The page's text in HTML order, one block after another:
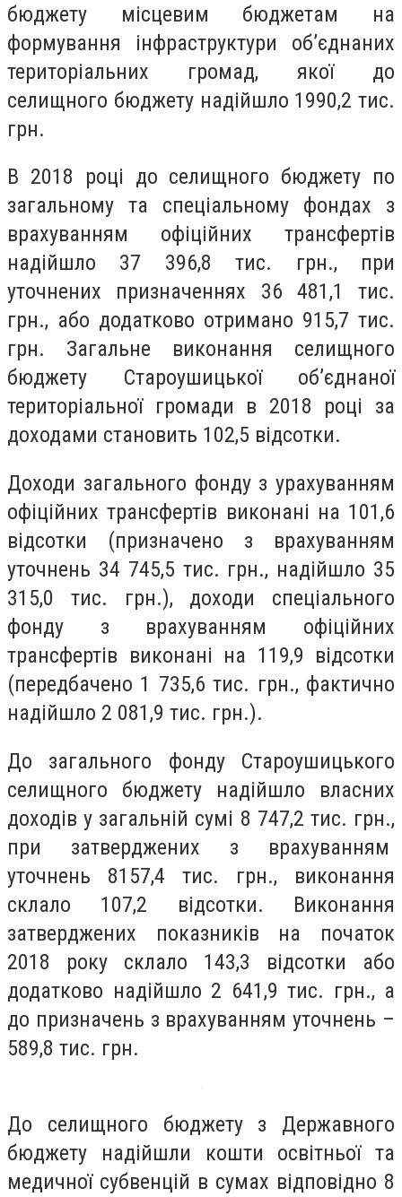
бюджету місцевим бюджетам на
формування інфраструктури об’єднаних
територіальних громад, якої до
селищного бюджету надійшло 1990,2 тис.
грн.
В 2018 році до селищного бюджету по
загальному та спеціальному фондах з
врахуванням офіційних трансфертів
надійшло 37 396,8 тис. грн., при
уточнених призначеннях 36 481,1 тис.
грн., або додатково отримано 915,7 тис.
грн. Загальне виконання селищного
бюджету Староушицької об’єднаної
територіальної громади в 2018 році за
доходами становить 102,5 відсотки.
Доходи загального фонду з урахуванням
офіційних трансфертів виконані на 101,6
відсотки (призначено з врахуванням
уточнень 34 745,5 тис. грн., надійшло 35
315,0 тис. грн.), доходи спеціального
фонду з врахуванням офіційних
трансфертів виконані на 119,9 відсотки
(передбачено 1 735,6 тис. грн., фактично
надійшло 2 081,9 тис. грн.).
До загального фонду Староушицького
селищного бюджету надійшло власних
доходів у загальній сумі 8 747,2 тис. грн.,
при затверджених з врахуванням
уточнень 8157,4 тис. грн., виконання
склало 107,2 відсотки. Виконання
затверджених показників на початок
2018 року склало 143,3 відсотки або
додатково надійшло 2 641,9 тис. грн., а
до призначень з врахуванням уточнень –
589,8 тис. грн.
До селищного бюджету з Державного
бюджету надійшли кошти освітньої та
медичної субвенцій в сумах відповідно 8